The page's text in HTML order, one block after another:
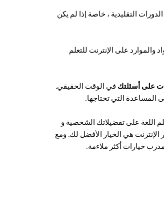
التقليدية ، خاصة إذا لم يكن
والموارد على الإنترنت للتعلم
على أسئلتك في الوقت الحقيقي.
التي تحتاجها.
اللغة على تفضيلاتك الشخصية و
الإنترنت هي الخيار الأفضل لك. ومع
خيارات أكثر ملاءمة.